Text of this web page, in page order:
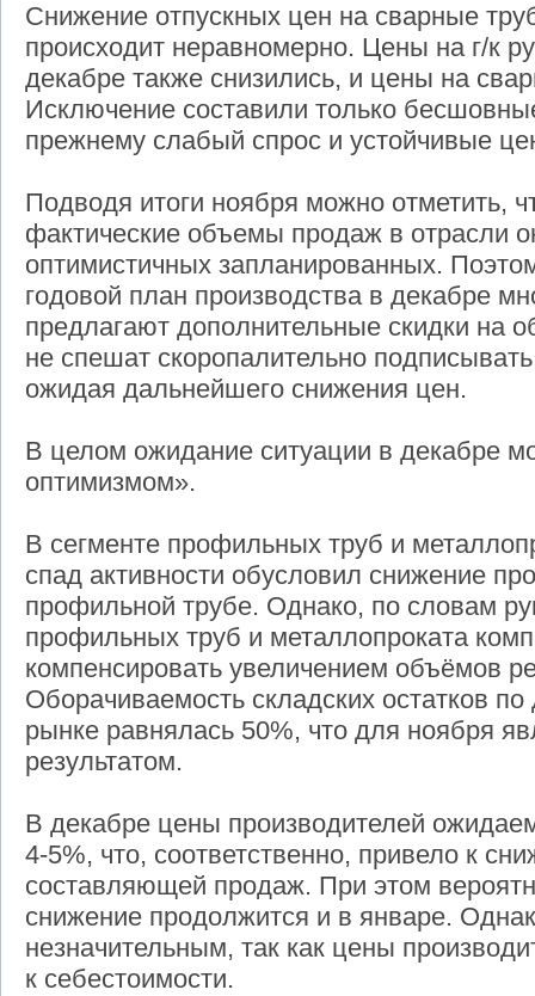
Снижение отпускных цен на сварные
происходит неравномерно. Цены на г/к
декабре также снизились, и цены на
Исключение составили только
прежнему слабый спрос и устойчивые
Подводя итоги ноября можно отметить,
фактические объемы продаж в отрасли
оптимистичных запланированных.
годовой план производства в декабре
предлагают дополнительные скидки на
не спешат скоропалительно
ожидая дальнейшего снижения цен.
В целом ожидание ситуации в декабре
оптимизмом».
В сегменте профильных труб и
спад активности обусловил снижение
профильной трубе. Однако, по словам
профильных труб и металлопроката
компенсировать увеличением объёмов
Оборачиваемость складских остатков
рынке равнялась 50%, что для ноября
результатом.
В декабре цены производителей
4-5%, что, соответственно, привело к
составляющей продаж. При этом
снижение продолжится и в январе.
незначительным, так как цены
к себестоимости.